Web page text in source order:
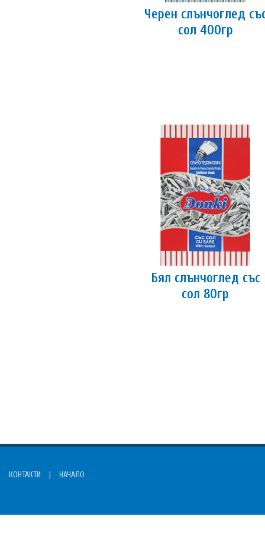
Черен слънчоглед
сол 400гр
Бял слънчоглед със
сол 80гр
КОНТАКТИ | НАЧАЛО